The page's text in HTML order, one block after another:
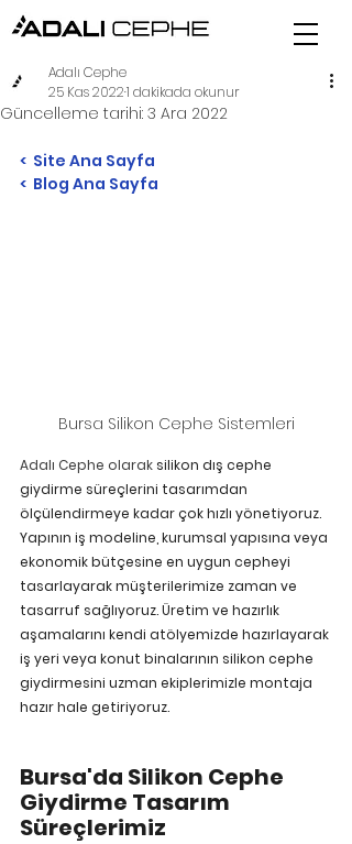
Adalı Cephe
25 Kas 20221 dakikada okunur
Güncelleme tarihi: 3 Ara 2022
<  Site Ana Sayfa
< Blog Ana Sayfa
Bursa Silikon Cephe Sistemleri
Adalı Cephe olarak silikon dış cephe
giydirme süreçlerini tasarımdan
ölçülendirmeye kadar çok hızlı yönetiyoruz.
Yapının iş modeline, kurumsal yapısına veya
ekonomik bütçesine en uygun cepheyi
tasarlayarak müşterilerimize zaman ve
tasarruf sağlıyoruz. Üretim ve hazırlık
aşamalarını kendi atölyemizde hazırlayarak
iş yeri veya konut binalarının silikon cephe
giydirmesini uzman ekiplerimizle montaja
hazır hale getiriyoruz.
Bursa'da Silikon Cephe
Giydirme Tasarım
Süreçlerimiz